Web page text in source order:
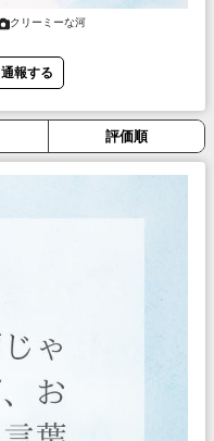
クリーミーな河
通報する
評価順